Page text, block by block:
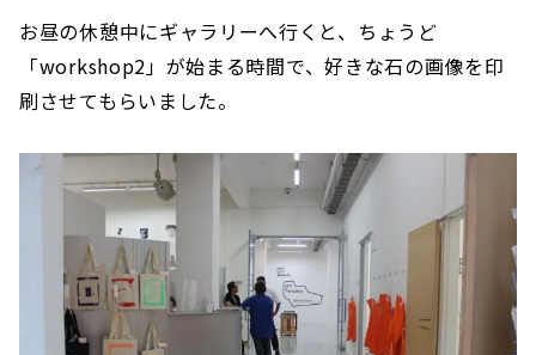
お昼の休憩中にギャラリーへ行くと、ちょうど
「workshop2」が始まる時間で、好きな石の画像を印
刷させてもらいました。